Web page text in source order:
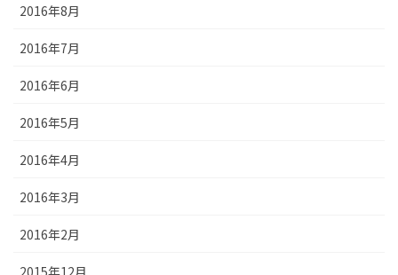
2016年8月
2016年7月
2016年6月
2016年5月
2016年4月
2016年3月
2016年2月
2015年12月